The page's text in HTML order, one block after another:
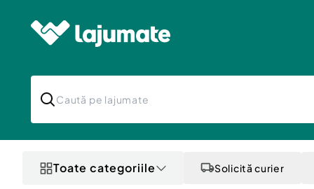
Toate categoriile Solicită curier